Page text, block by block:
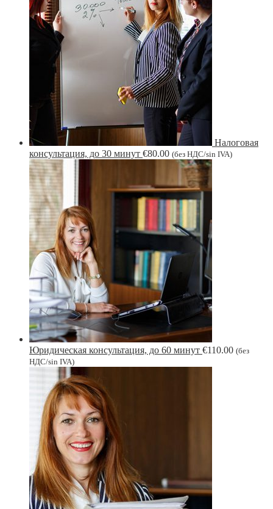
Налоговая
консультация, до 30 минут €80.00 (без НДС/sin IVA)
Юридическая консультация, до 60 минут €110.00 (без
НДС/sin IVA)